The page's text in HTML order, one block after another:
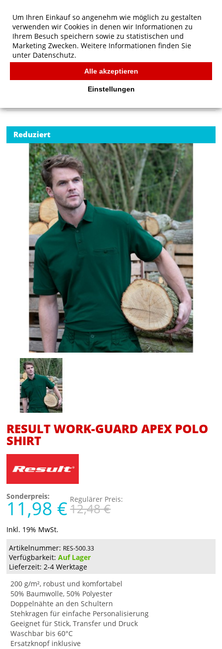
Result Work-Guard Apex Polo Shirt
Reduziert
RESULT WORK-GUARD APEX POLO
SHIRT
Sonderpreis:
11,98 € Regulärer Preis:
12,48 €
Inkl. 19% MwSt.
Artikelnummer: RES-500.33
Verfügbarkeit:Auf Lager
Lieferzeit: 2-4 Werktage
200 g/m², robust und komfortabel
50% Baumwolle, 50% Polyester
Doppelnähte an den Schultern
Stehkragen für einfache Personalisierung
Geeignet für Stick, Transfer und Druck
Waschbar bis 60°C
Ersatzknopf inklusive
Um Ihren Einkauf so angenehm wie möglich zu gestalten
verwenden wir Cookies in denen wir Informationen zu
Ihrem Besuch speichern sowie zu statistischen und
Marketing Zwecken. Weitere Informationen finden Sie
unter Datenschutz.
Alle akzeptieren
Einstellungen